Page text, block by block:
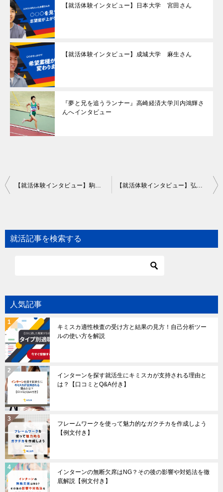
【就活体験インタビュー】日本大学 宮田さん
【就活体験インタビュー】成城大学 麻生さん
『夢と兄を追うランナー』高崎経済大学川内鴻輝さ
んへインタビュー
Post
【就活体験インタビュー】駒澤大学 生井さん 【就活体験インタビュー】弘前大学 大庭虎暉さん
就活記事を検索する
人気記事
キミスカ適性検査の受け方と結果の見方！自己分析ツー
ルの使い方を解説
インターンを探す就活生にキミスカが支持される理由と
は？【口コミとQ&A付き】
フレームワークを使って魅力的なガクチカを作成しよう
【例文付き】
インターンの無断欠席はNG？その後の影響や対処法を徹
底解説【例文付き】